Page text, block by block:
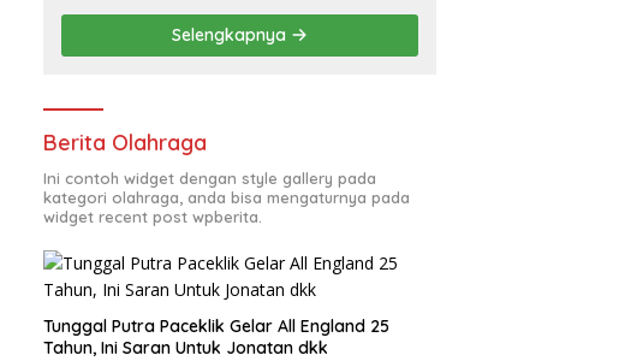
Selengkapnya
Berita Olahraga
Ini contoh widget dengan style gallery pada
kategori olahraga, anda bisa mengaturnya pada
widget recent post wpberita.
Tunggal Putra Paceklik Gelar All England 25
Tahun, Ini Saran Untuk Jonatan dkk